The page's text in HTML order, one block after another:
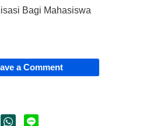
Bagi Mahasiswa
a Comment